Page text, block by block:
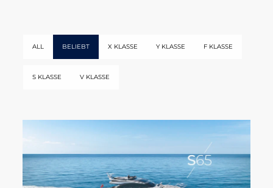
ALL BELIEBT X KLASSE Y KLASSE F KLASSE
S KLASSE V KLASSE